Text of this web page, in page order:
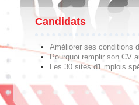
Candidats
Améliorer ses conditions
Pourquoi remplir son CV
Les 30 sites d'Emplois